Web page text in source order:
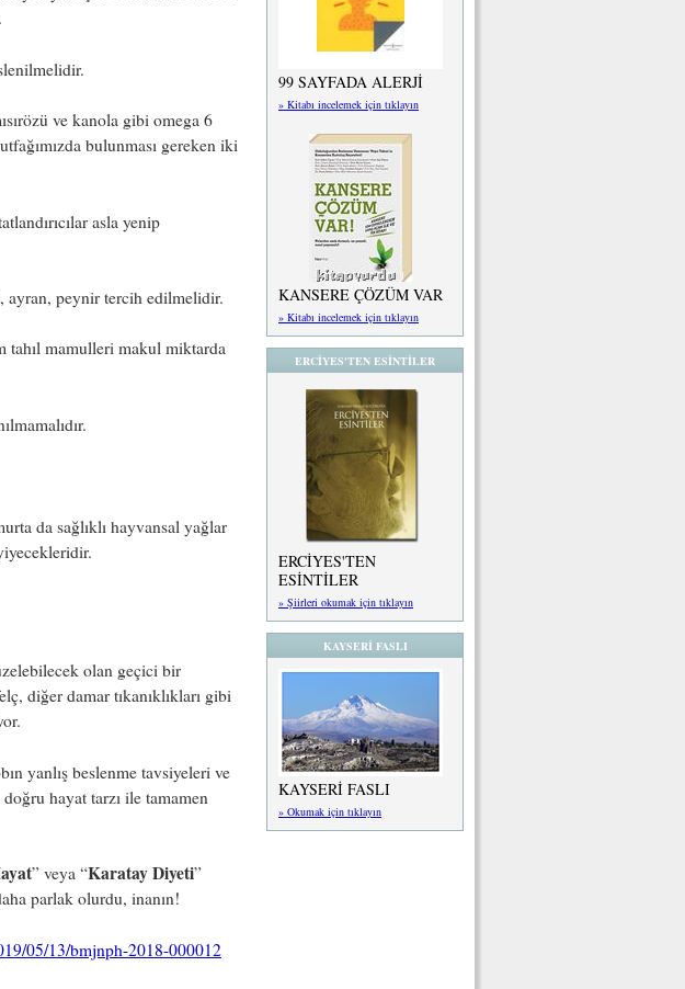
ve kanola gibi omega 6
bulunması gereken iki
asla yenip
ayran, peynir tercih edilmelidir.
tahıl mamulleri makul miktarda
da sağlıklı hayvansal yağlar
olan geçici bir
diğer damar tıkanıklıkları gibi
yanlış beslenme tavsiyeleri ve
hayat tarzı ile tamamen
” veya “Karatay Diyeti”
parlak olurdu, inanın!
05/13/bmjnph-2018-000012
99 SAYFADA ALERJİ
» Kitabı incelemek için tıklayın
KANSERE ÇÖZÜM VAR
» Kitabı incelemek için tıklayın
ERCİYES'TEN ESİNTİLER
ERCİYES'TEN
ESİNTİLER
» Şiirleri okumak için tıklayın
KAYSERİ FASLI
KAYSERİ FASLI
» Okumak için tıklayın